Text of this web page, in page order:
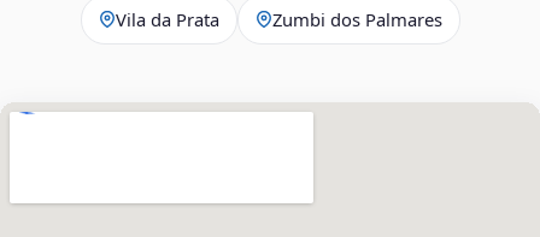
Vila da Prata Zumbi dos Palmares